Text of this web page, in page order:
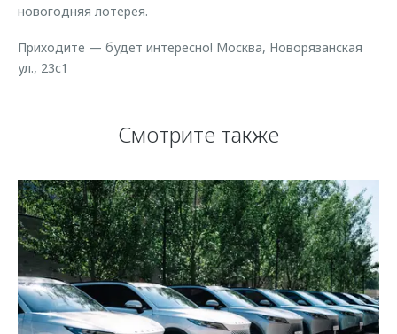
новогодняя лотерея.
Приходите — будет интересно! Москва, Новорязанская
ул., 23с1
Смотрите также